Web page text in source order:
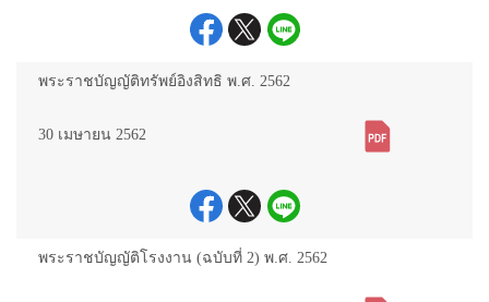
พระราชบัญญัติทรัพย์อิงสิทธิ พ.ศ. 2562
30 เมษายน 2562
พระราชบัญญัติโรงงาน (ฉบับที่ 2) พ.ศ. 2562